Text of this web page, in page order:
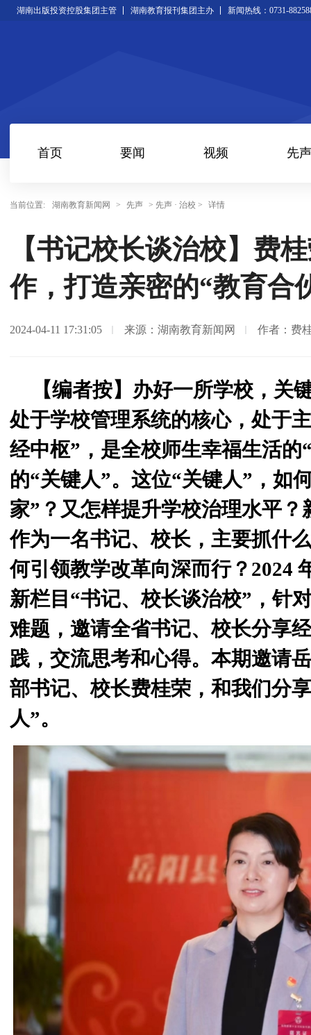
湖南出版投资控股集团主管 湖南教育报刊集团主办 新闻热线：0731-
首页 要闻 视频 先声
当前位置: 湖南教育新闻网 > 先声 > 先声 · 治校 > 详情
【书记校长谈治校】费
作，打造亲密的“教育合
2024-04-11 17:31:05 来源：湖南教育新闻网 作者：费
【编者按】办好一所学校，关
处于学校管理系统的核心，处于
经中枢”，是全校师生幸福生活
的“关键人”。这位“关键人”，如
家”？又怎样提升学校治理水平
作为一名书记、校长，主要抓什
何引领教学改革向深而行？2024
新栏目“书记、校长谈治校”，针
难题，邀请全省书记、校长分享
践，交流思考和心得。本期邀请
部书记、校长费桂荣，和我们分
人”。